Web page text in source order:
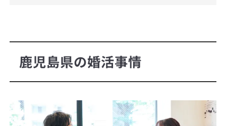
鹿児島県の婚活事情